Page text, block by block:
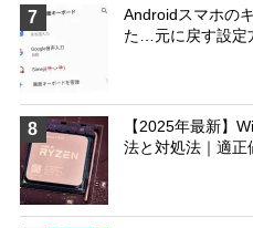
7
Androidスマホの
た…元に戻す設定
8
【2025年最新】
法と対処法｜適正